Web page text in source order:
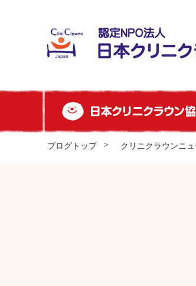
ブログトップ クリニクラウンニ